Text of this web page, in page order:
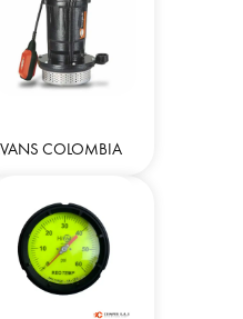
COLOMBIA